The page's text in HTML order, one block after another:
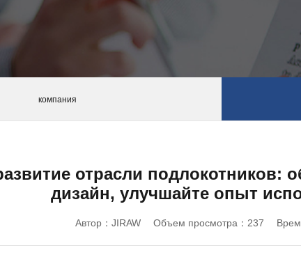
компания
отрасли подлокотников:
дизайн, улучшайте опыт
Автор：JIRAW Объем просмотра：237